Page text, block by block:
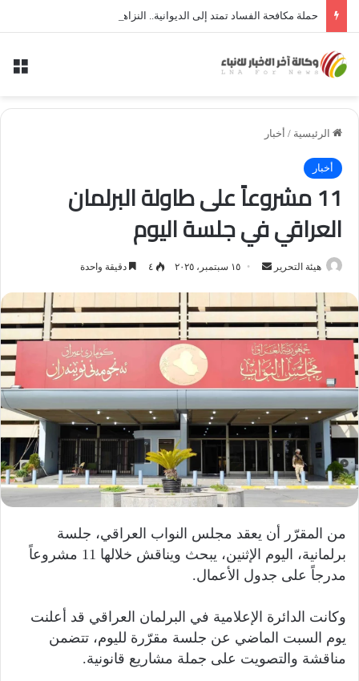
الرئيسية / أخبار
أخبار
11 مشروعاً على طاولة البرلمان
العراقي في جلسة اليوم
هيئة التحرير
أرسل
إلكترونيا
١٥ سبتمبر، ٢٠٢٥ ٤ دقيقة واحدة
من المقرّر أن يعقد مجلس النواب العراقي، جلسة
برلمانية، اليوم الإثنين، يبحث ويناقش خلالها 11 مشروعاً
مدرجاً على جدول الأعمال.
وكانت الدائرة الإعلامية في البرلمان العراقي قد أعلنت
يوم السبت الماضي عن جلسة مقرّرة لليوم، تتضمن
مناقشة والتصويت على جملة مشاريع قانونية.